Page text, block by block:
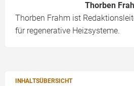
INHALTSÜBERSICHT
Thorben
Thorben Frahm ist
für regenerative Heizsysteme.